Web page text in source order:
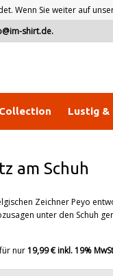
Wenn Sie weiter auf
shirt.de.
Lustig &
am Schuh
Zeichner Peyo
unter den Schuh
nur19,99 €inkl. 19%